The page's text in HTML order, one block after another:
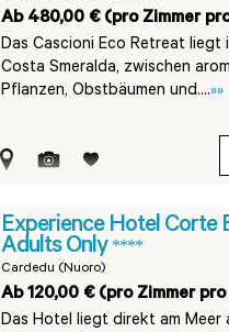
Ab 480,00 € (pro Zimmer
Das Cascioni Eco Retreat liegt
Costa Smeralda, zwischen
Pflanzen, Obstbäumen und....»»
Experience Hotel Corte
Adults Only ****
Cardedu (Nuoro)
Ab 120,00 € (pro Zimmer
Das Hotel liegt direkt am Meer